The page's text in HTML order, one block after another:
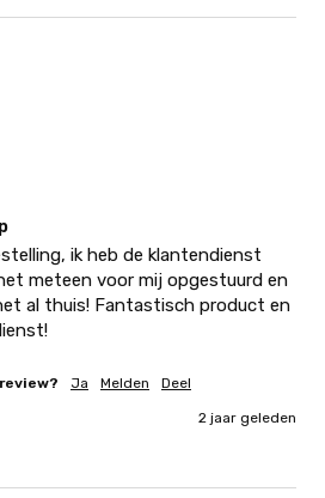
ik heb de klantendienst
meteen voor mij opgestuurd en
al thuis! Fantastisch product en
Ja Melden Deel
2 jaar geleden